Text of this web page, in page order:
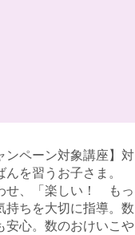
ンペーン対象講座】対
を習うお子さま。
せ、「楽しい！ もっ
持ちを大切に指導。数
安心。数のおけいこや